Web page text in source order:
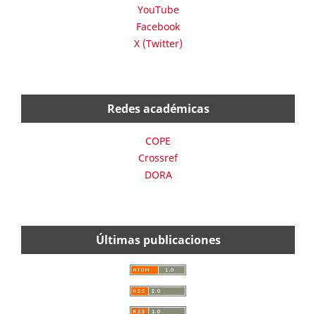
YouTube
Facebook
X (Twitter)
Redes académicas
COPE
Crossref
DORA
Últimas publicaciones